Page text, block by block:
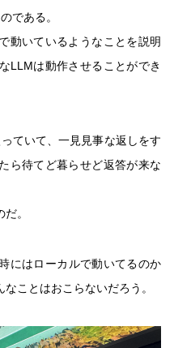
である。
動いているようなことを説明
LLMは動作させることができ
ていて、一見見事な返しをす
ら待てど暮らせど返答が来な
。
にはローカルで動いてるのか
ことはおこらないだろう。